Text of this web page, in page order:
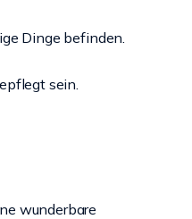
Dinge befinden.
sein.
wunderbare